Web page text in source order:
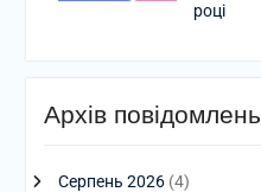
році
Архів повідомлень
Серпень 2026(4)